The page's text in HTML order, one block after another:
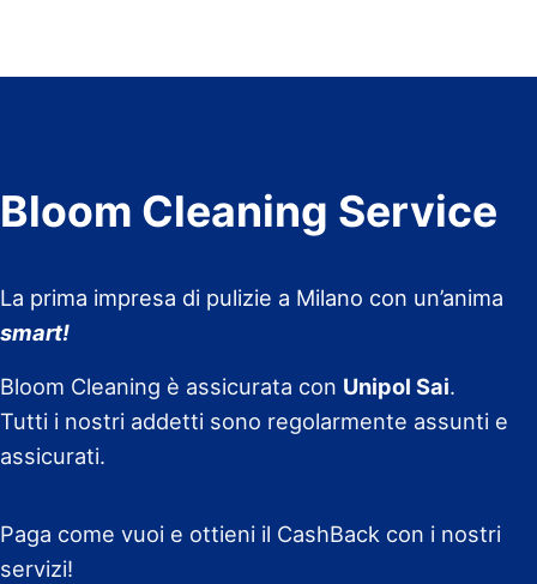
Bloom Cleaning Service
La prima impresa di pulizie a Milano con un’anima
smart!
Bloom Cleaning è assicurata con Unipol Sai.
Tutti i nostri addetti sono regolarmente assunti e
assicurati.
Paga come vuoi e ottieni il CashBack con i nostri
servizi!